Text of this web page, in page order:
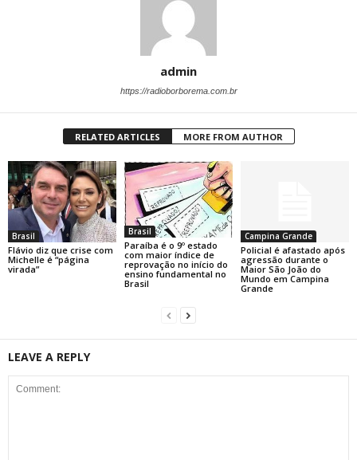
admin
https://radioborborema.com.br
RELATED ARTICLES MORE FROM AUTHOR
Brasil
Flávio diz que crise com
Michelle é “página
virada”
Brasil
Paraíba é o 9º estado
com maior índice de
reprovação no início do
ensino fundamental no
Brasil
Campina Grande
Policial é afastado após
agressão durante o
Maior São João do
Mundo em Campina
Grande
LEAVE A REPLY